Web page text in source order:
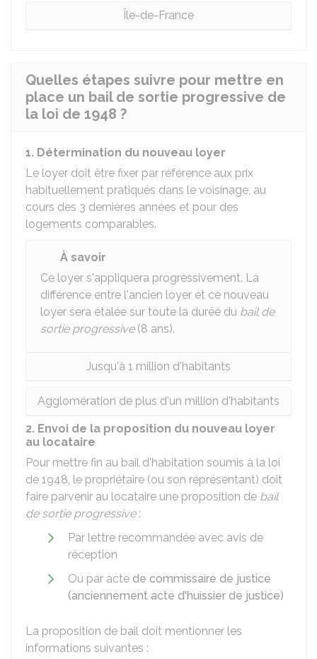
Île-de-France
Quelles étapes suivre pour mettre en
place un bail de sortie progressive de
la loi de 1948 ?
1. Détermination du nouveau loyer
Le loyer doit être fixer par référence aux prix
habituellement pratiqués dans le voisinage, au
cours des 3 dernières années et pour des
logements comparables.
À savoir
Ce loyer s'appliquera progressivement. La
différence entre l'ancien loyer et ce nouveau
loyer sera étalée sur toute la durée du bail de
sortie progressive(8 ans).
Jusqu'à 1 million d'habitants
Agglomération de plus d'un million d'habitants
2. Envoi de la proposition du nouveau loyer
au locataire
Pour mettre fin au bail d'habitation soumis à la loi
de 1948, le propriétaire (ou son réprésentant) doit
faire parvenir au locataire une proposition de bail
de sortie progressive:
Par lettre recommandée avec avis de
réception
Ou par acte de commissaire de justice
(anciennement acte d'huissier de justice)
La proposition de bail doit mentionner les
informations suivantes :